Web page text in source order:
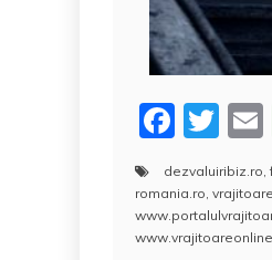
F
c
e
T
w
itt
er l
dezvaluiribiz.ro,
romania.ro,